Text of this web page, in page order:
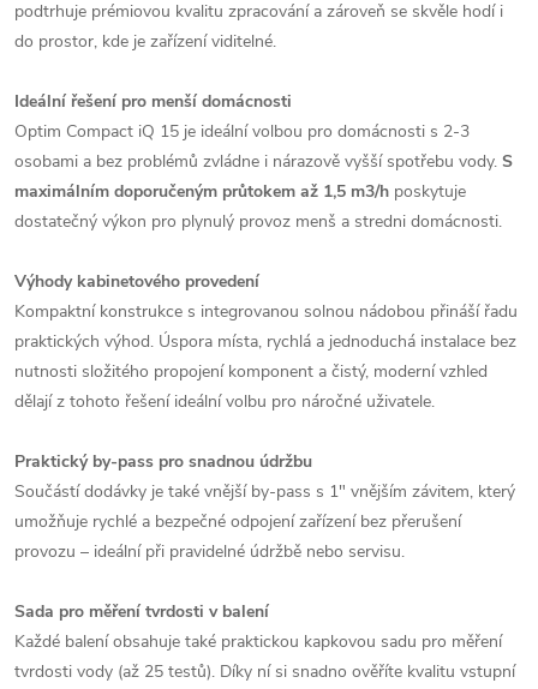
podtrhuje prémiovou kvalitu zpracování a zároveň se skvěle hodí i
do prostor, kde je zařízení viditelné.
Ideální řešení pro menší domácnosti
Optim Compact iQ 15 je ideální volbou pro domácnosti s 2-3
osobami a bez problémů zvládne i nárazově vyšší spotřebu vody. S
maximálním doporučeným průtokem až 1,5 m3/h poskytuje
dostatečný výkon pro plynulý provoz menš a stredni domácnosti.
Výhody kabinetového provedení
Kompaktní konstrukce s integrovanou solnou nádobou přináší řadu
praktických výhod. Úspora místa, rychlá a jednoduchá instalace bez
nutnosti složitého propojení komponent a čistý, moderní vzhled
dělají z tohoto řešení ideální volbu pro náročné uživatele.
Praktický by-pass pro snadnou údržbu
Součástí dodávky je také vnější by-pass s 1" vnějším závitem, který
umožňuje rychlé a bezpečné odpojení zařízení bez přerušení
provozu – ideální při pravidelné údržbě nebo servisu.
Sada pro měření tvrdosti v balení
Každé balení obsahuje také praktickou kapkovou sadu pro měření
tvrdosti vody (až 25 testů). Díky ní si snadno ověříte kvalitu vstupní